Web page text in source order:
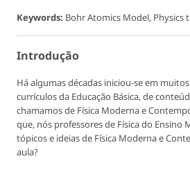
Keywords: Bohr Atomics Model, Physics
Introdução
Há algumas décadas iniciou-se em
currículos da Educação Básica, de
chamamos de Física Moderna e
que, nós professores de Física do Ensino
tópicos e ideias de Física Moderna e
aula?